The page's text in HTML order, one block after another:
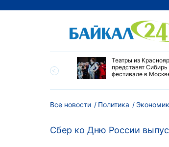
Алтайского края
и многолетний
Театры из
представят Сибирь
фестивале в
Все новости Политика
Сбер ко Дню России